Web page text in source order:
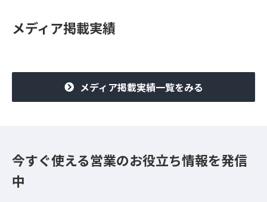
メディア掲載実績
メディア掲載実績一覧をみる
今すぐ使える営業のお役立ち情報を発信
中